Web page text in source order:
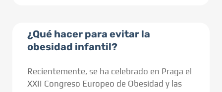
¿Qué hacer para evitar la
obesidad infantil?
Recientemente, se ha celebrado en Praga el
XXII Congreso Europeo de Obesidad y las